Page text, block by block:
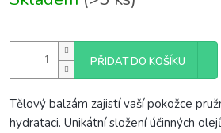
PŘIDAT DO KOŠÍKU
Tělový balzám zajistí vaší pokožce
hydrataci. Unikátní složení účinných